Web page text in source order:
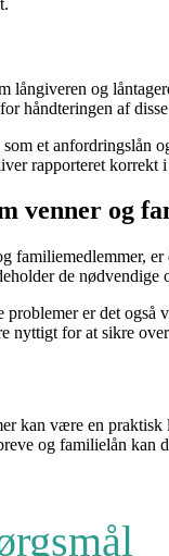
långiveren og
håndteringen af
et anfordringslån
rapporteret korrekt i
venner og
familiemedlemmer,
de nødvendige
er det
nyttigt for at sikre
kan være en
og familielån kan